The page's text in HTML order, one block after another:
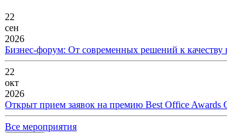
22
сен
2026
Бизнес-форум: От современных решений к
22
окт
2026
Открыт прием заявок на премию Best Office Awards
Все мероприятия